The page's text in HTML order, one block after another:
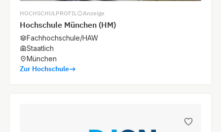
HOCHSCHULPROFIL Anzeige
Hochschule München (HM)
Fachhochschule/HAW
Staatlich
München
Zur Hochschule